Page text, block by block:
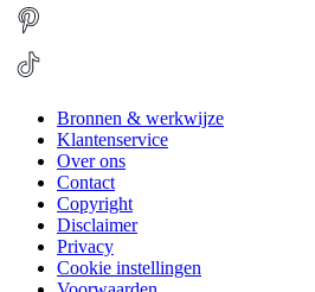
Bronnen & werkwijze
Klantenservice
Over ons
Contact
Copyright
Disclaimer
Privacy
Cookie instellingen